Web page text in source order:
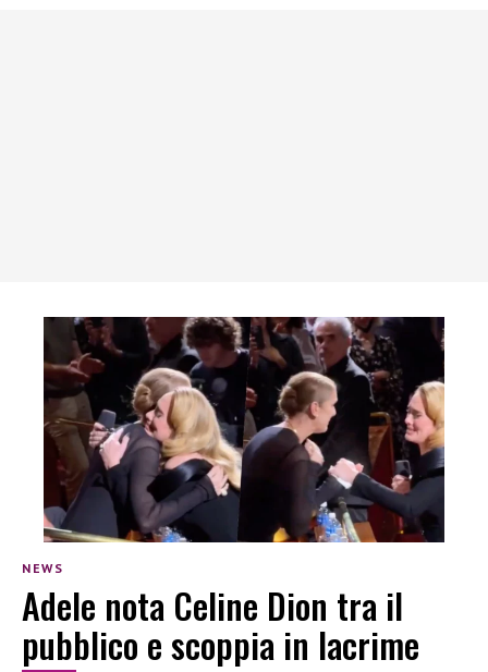
NEWS
Adele nota Celine Dion tra il
pubblico e scoppia in lacrime